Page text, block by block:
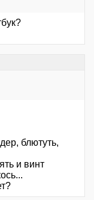
блютуть,
и винт